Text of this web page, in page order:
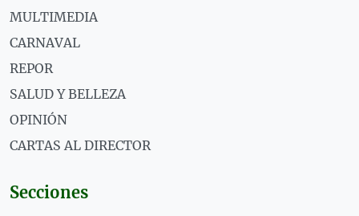
MULTIMEDIA
CARNAVAL
REPOR
SALUD Y BELLEZA
OPINIÓN
CARTAS AL DIRECTOR
Secciones